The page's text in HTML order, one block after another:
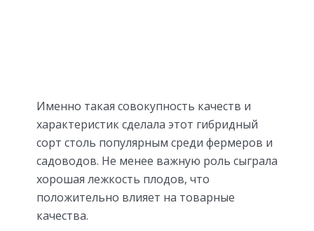
Именно такая совокупность качеств и
характеристик сделала этот гибридный
сорт столь популярным среди фермеров и
садоводов. Не менее важную роль сыграла
хорошая лежкость плодов, что
положительно влияет на товарные
качества.